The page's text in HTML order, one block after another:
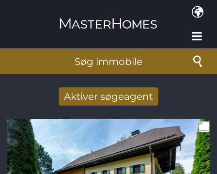
Søg immobile
Aktiver søgeagent
E-mail-adresse*